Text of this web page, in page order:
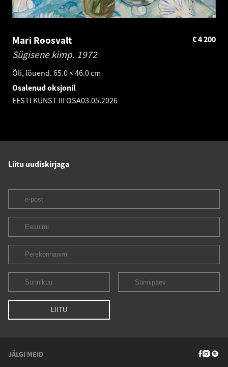
Mari Roosvalt
Sügisene kimp. 1972
Õli, lõuend. 65.0 × 46.0 cm
4 200
€
Osalenud oksjonil
EESTI KUNST III OSA03.05.2026
Liitu uudiskirjaga
JÄLGI MEID